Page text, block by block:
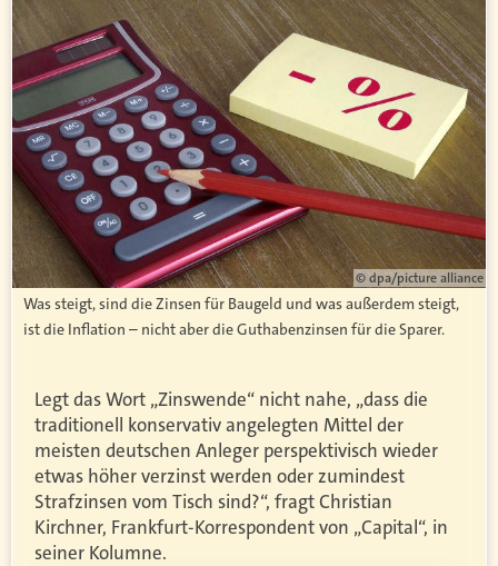
© dpa/picture alliance
Was steigt, sind die Zinsen für Baugeld und was außerdem steigt,
ist die Inflation – nicht aber die Guthabenzinsen für die Sparer.
Legt das Wort „Zinswende“ nicht nahe, „dass die
traditionell konservativ angelegten Mittel der
meisten deutschen Anleger perspektivisch wieder
etwas höher verzinst werden oder zumindest
Strafzinsen vom Tisch sind?“, fragt Christian
Kirchner, Frankfurt-Korrespondent von „Capital“, in
seiner Kolumne.